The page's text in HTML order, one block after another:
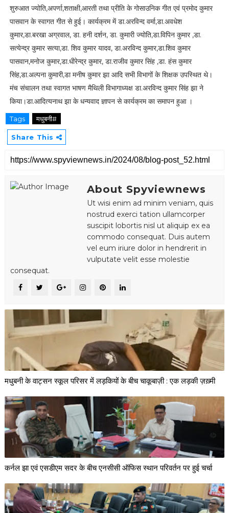
शुरुआत ज्योति,अपर्णा,शताक्षी,आरती तथा प्रीति के गोसाउनिक गीत एवं प्रमोद कुमार
पासवान के स्वागत गीत से हुई। कार्यक्रम में डा.अरविन्द वर्मा,डा.अवधेश
कुमार,डा.बरखा अग्रवाल, डा. हनी दर्शन, डा. कुमारी ज्योति,डा.विपिन कुमार ,डा.
सत्येन्द्र कुमार सत्या,डा. शिव कुमार यादव, डा.अरविन्द कुमार,डा.शिव कुमार
पासवान,मनोज कुमार,डा.धीरेन्द्र कुमार, डा.राजीव कुमार सिंह ,डा. हंस कुमार
सिंह,डा.अल्पना कुमारी,डा मनीष कुमार झा आदि सभी विभागों के शिक्षक उपस्थित थे।
मंच संचालन तथा स्वागत भाषण मैथिली विभागाध्यक्ष डा.अरविन्द कुमार सिंह झा ने
किया।डा.आदित्यनाथ झा के धन्यवाद ज्ञापन से कार्यक्रम का समापन हुआ ।
Tags मधुबनी#
Share This
About Spyviewnews
Ut wisi enim ad minim veniam, quis
nostrud exerci tation ullamcorper
suscipit lobortis nisl ut aliquip ex ea
commodo consequat. Duis autem
vel eum iriure dolor in hendrerit in
vulputate velit esse molestie
consequat.
मधुबनी के वाट्सन स्कूल परिसर में लड़कियों के बीच चाकूबाज़ी : एक लड़की ज़ख़्मी
कर्नल झा एवं एसडीएम सदर के बीच एनसीसी ऑफिस स्थान परिवर्तन पर हुई चर्चा